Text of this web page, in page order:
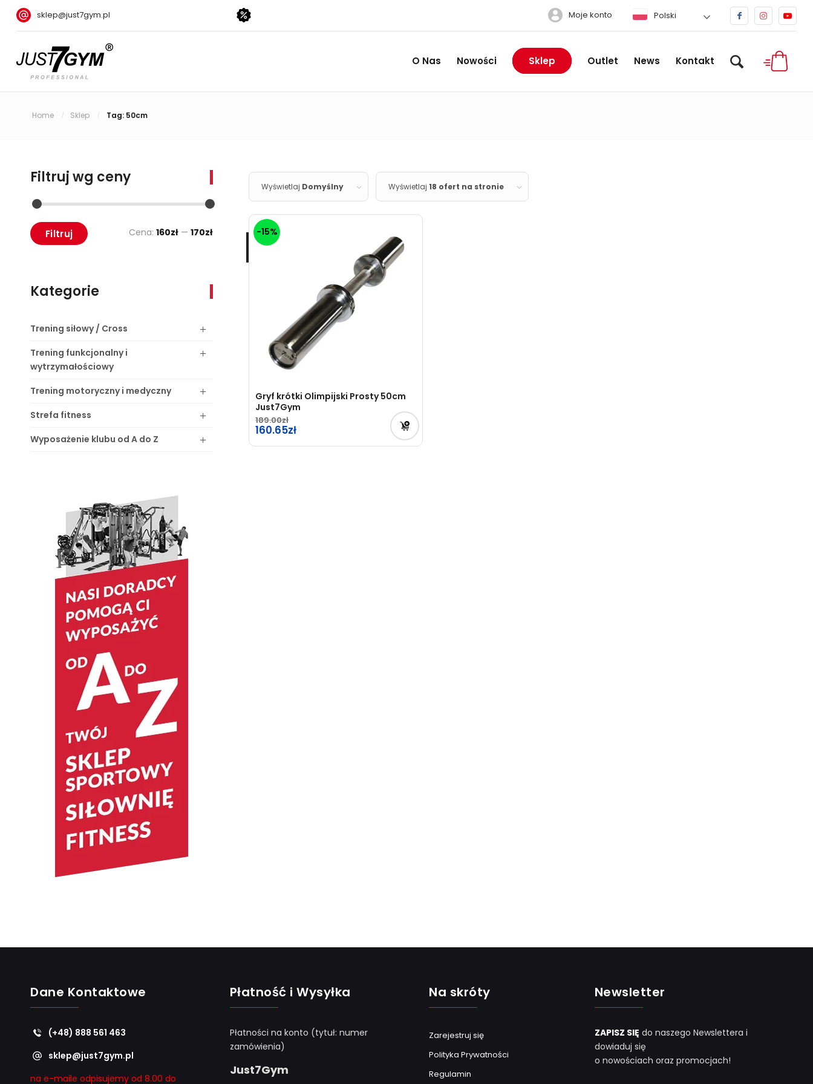
sklep@just7gym.pl Moje konto Polski
O Nas Nowości Sklep Outlet News Kontakt
Home / Sklep / Tag: 50cm
Wyświetlaj Domyślny Wyświetlaj 18 ofert na stronie
-15%
Gryf krótki Olimpijski Prosty 50cm
Just7Gym
189.00
Pierwotna
cena
160.65
Aktualna
Filtruj wg ceny
Filtruj Cena: 160zł — 170zł
Kategorie
Trening siłowy / Cross
Trening funkcjonalny i
wytrzymałościowy
Trening motoryczny i medyczny
Strefa fitness
Wyposażenie klubu od A do Z
Dane Kontaktowe
(+48) 888 561 463
sklep@just7gym.pl
na e-maile odpisujemy od 8.00 do
Płatność i Wysyłka
Płatności na konto (tytuł: numer
zamówienia)
Just7Gym
Na skróty
Zarejestruj się
Polityka Prywatności
Regulamin
Newsletter
ZAPISZ SIĘ do naszego Newslettera i
dowiaduj się
o nowościach oraz promocjach!